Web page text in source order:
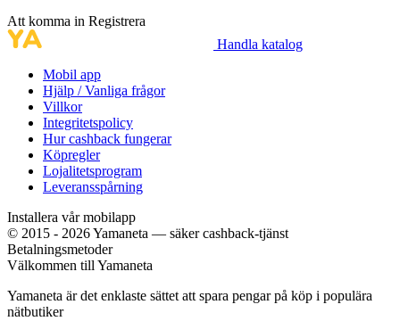
Att komma in Registrera
Handla katalog
Mobil app
Hjälp / Vanliga frågor
Villkor
Integritetspolicy
Hur cashback fungerar
Köpregler
Lojalitetsprogram
Leveransspårning
Installera vår mobilapp
© 2015 - 2026 Yamaneta — säker cashback-tjänst
Betalningsmetoder
Välkommen till Yamaneta
Yamaneta är det enklaste sättet att spara pengar på köp i populära
nätbutiker